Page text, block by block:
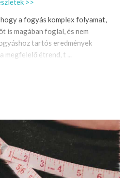
>>
a fogyás komplex folyamat,
is magában foglal, és nem
tartós eredmények
megfelelő étrend, t ...